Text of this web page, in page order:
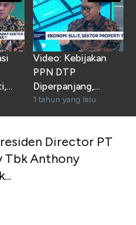
Video: Kebijakan
PPN DTP
Diperpanjang,
Pengusaha Ungkap
Dampaknya
1 tahun yang lalu
Director PT
Tbk Anthony